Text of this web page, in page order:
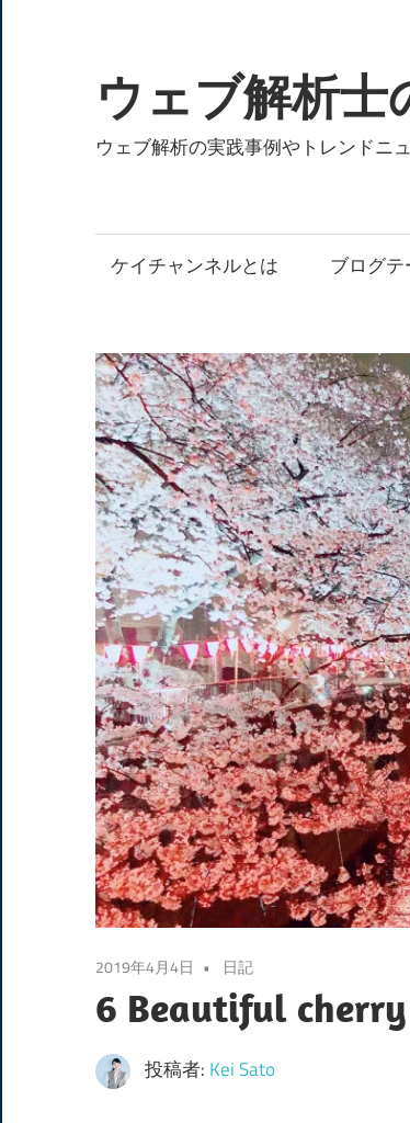
テ
ン
ツ
キ
ッ
ウェブ解析
ウェブ解析の実践事例やトレンドニ
ケイチャンネルとは ブログ
2019年4月4日 日記
6 Beautiful
投稿者: Kei Sato